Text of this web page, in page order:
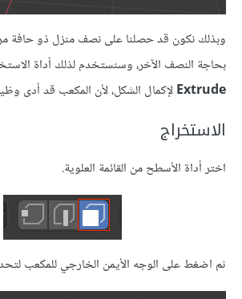
وبذلك نكون قد حصلنا على نصف منزل ذو حافة
بحاجة النصف الآخر، وسنستخدم لذلك أداة
Extrudeلإكمال الشكل، لأن المكعب قد أدى
الاستخراج
اختر أداة الأسطح من القائمة العلوية.
ثم اضغط على الوجه الأيمن الخارجي للمكعب